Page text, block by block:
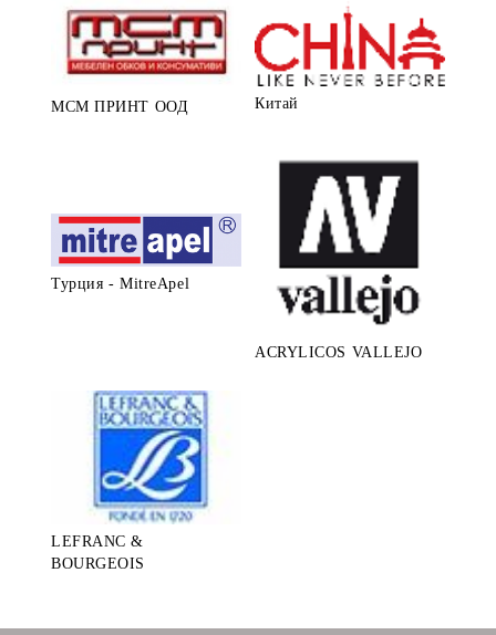
МСМ ПРИНТ ООД Китай
Турция - MitreApel
ACRYLICOS VALLEJO
LEFRANC &
BOURGEOIS